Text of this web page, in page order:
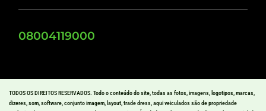
08004119000
TODOS OS DIREITOS RESERVADOS. Todo o conteúdo do site, todas as fotos, imagens, logotipos, marcas,
dizeres, som, software, conjunto imagem, layout, trade dress, aqui veiculados são de propriedade